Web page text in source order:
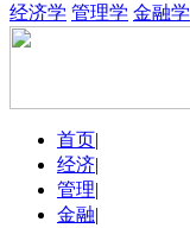
经济学 管理学 金融学
首页|
经济|
管理|
金融|